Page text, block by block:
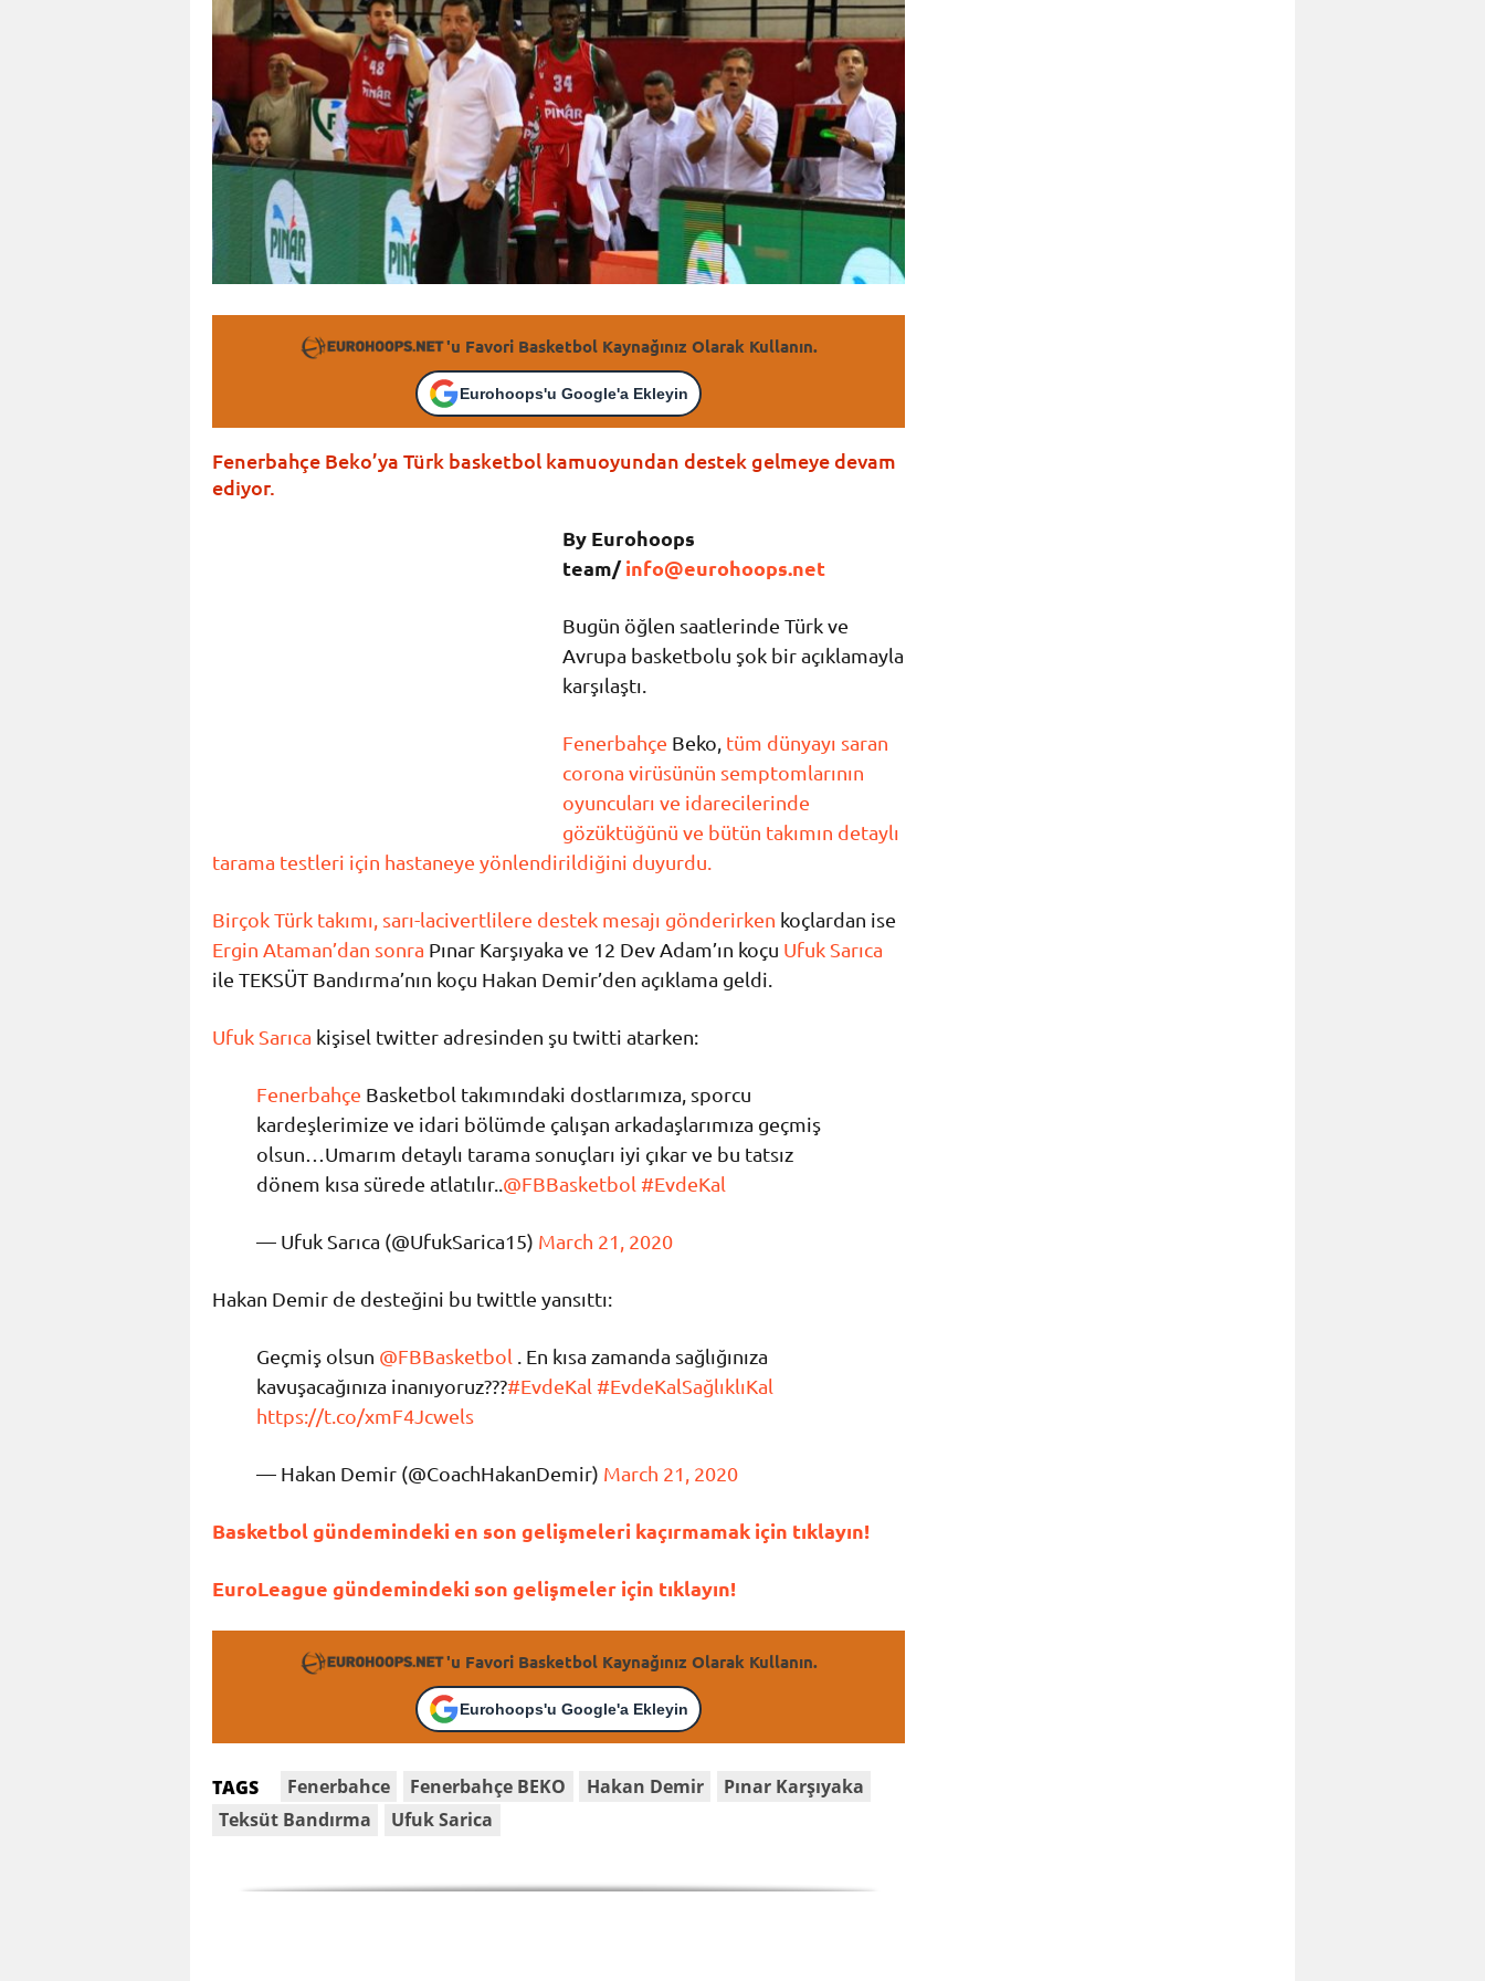
'u Favori Basketbol Kaynağınız Olarak Kullanın.
Eurohoops'u Google'a Ekleyin
Fenerbahçe Beko’ya Türk basketbol kamuoyundan destek gelmeye devam
ediyor.
By Eurohoops
team/info@eurohoops.net
Bugün öğlen saatlerinde Türk ve
Avrupa basketbolu şok bir açıklamayla
karşılaştı.
Fenerbahçe Beko, tüm dünyayı saran
corona virüsünün semptomlarının
oyuncuları ve idarecilerinde
gözüktüğünü ve bütün takımın detaylı
tarama testleri için hastaneye yönlendirildiğini duyurdu.
Birçok Türk takımı, sarı-lacivertlilere destek mesajı gönderirken koçlardan ise
Ergin Ataman’dan sonra Pınar Karşıyaka ve 12 Dev Adam’ın koçu Ufuk Sarıca
ile TEKSÜT Bandırma’nın koçu Hakan Demir’den açıklama geldi.
Ufuk Sarıca kişisel twitter adresinden şu twitti atarken:
Fenerbahçe Basketbol takımındaki dostlarımıza, sporcu
kardeşlerimize ve idari bölümde çalışan arkadaşlarımıza geçmiş
olsun…Umarım detaylı tarama sonuçları iyi çıkar ve bu tatsız
dönem kısa sürede atlatılır.. @FBBasketbol #EvdeKal
— Ufuk Sarıca (@UfukSarica15) March 21, 2020
Hakan Demir de desteğini bu twittle yansıttı:
Geçmiş olsun @FBBasketbol . En kısa zamanda sağlığınıza
kavuşacağınıza inanıyoruz???#EvdeKal #EvdeKalSağlıklıKal
https://t.co/xmF4Jcwels
— Hakan Demir (@CoachHakanDemir) March 21, 2020
Basketbol gündemindeki en son gelişmeleri kaçırmamak için tıklayın!
EuroLeague gündemindeki son gelişmeler için tıklayın!
'u Favori Basketbol Kaynağınız Olarak Kullanın.
Eurohoops'u Google'a Ekleyin
TAGS Fenerbahce Fenerbahçe BEKO Hakan Demir
Pınar Karşıyaka
Teksüt Bandırma
Ufuk Sarica